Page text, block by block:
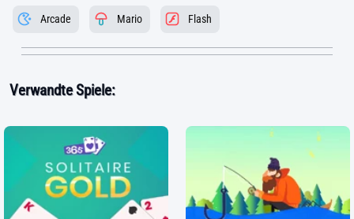
Arcade Mario Flash
Verwandte Spiele: